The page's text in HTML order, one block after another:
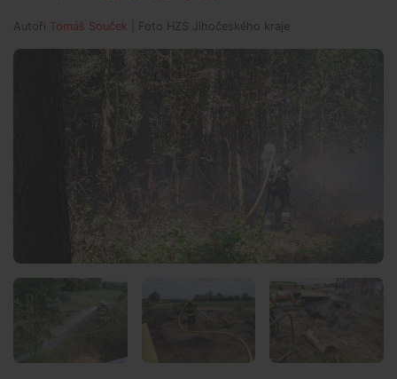
Autoři Tomáš Souček | Foto HZS Jihočeského kraje